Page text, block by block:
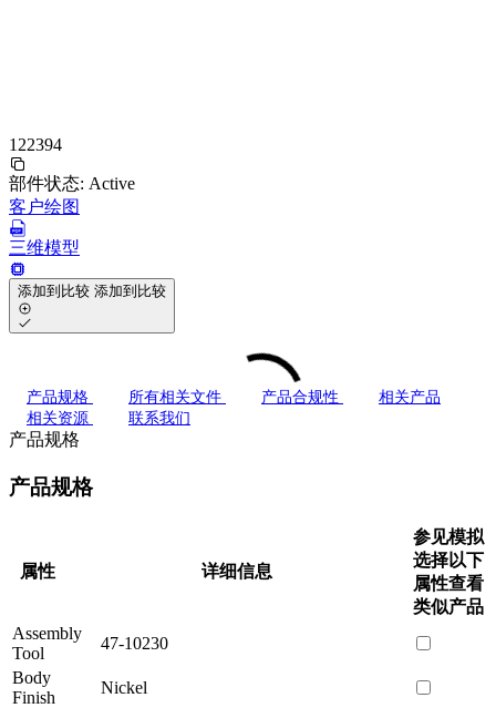
122394
部件状态: Active
客户绘图
三维模型
添加到比较 添加到比较
产品规格 所有相关文件 产品合规性
相关产品
相关资源
联系我们
产品规格
产品规格
属性 详细信息
参见模拟
选择以下
属性查看
类似产品
Assembly
Tool
47-10230
Body
Finish
Nickel